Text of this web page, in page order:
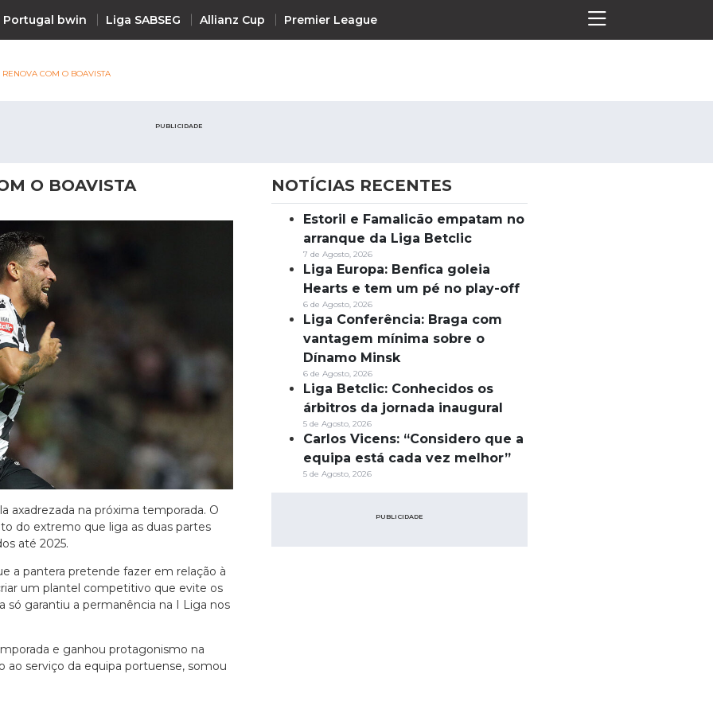
Portugal bwin Liga SABSEG Allianz Cup Premier League
Termos e Condições
Política de Privacidade
RENOVA COM O BOAVISTA
PUBLICIDADE
O BOAVISTA
axadrezada na próxima temporada. O
do extremo que liga as duas partes
até 2025.
a pantera pretende fazer em relação à
um plantel competitivo que evite os
só garantiu a permanência na I Liga nos
e ganhou protagonismo na
ao serviço da equipa portuense, somou
NOTÍCIAS RECENTES
Estoril e Famalicão empatam no
arranque da Liga Betclic
7 de Agosto, 2026
Liga Europa: Benfica goleia
Hearts e tem um pé no play-off
6 de Agosto, 2026
Liga Conferência: Braga com
vantagem mínima sobre o
Dínamo Minsk
6 de Agosto, 2026
Liga Betclic: Conhecidos os
árbitros da jornada inaugural
5 de Agosto, 2026
Carlos Vicens: “Considero que a
equipa está cada vez melhor”
5 de Agosto, 2026
PUBLICIDADE